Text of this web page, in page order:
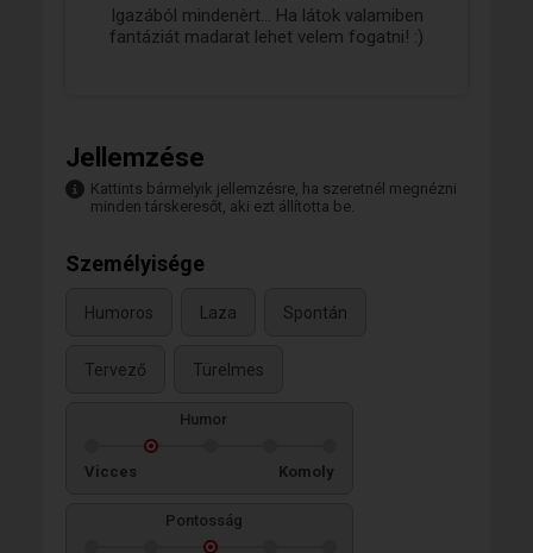
Igazából mindenèrt... Ha látok valamiben
fantáziát madarat lehet velem fogatni! :)
Jellemzése
Kattints bármelyik jellemzésre, ha szeretnél megnézni
minden társkeresőt, aki ezt állította be.
Személyisége
Humoros Laza Spontán
Tervező Türelmes
Humor
Vicces Komoly
Pontosság